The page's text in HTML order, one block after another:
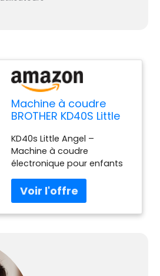
Machine à coudre
BROTHER KD40S Little
KD40s Little Angel –
Machine à coudre
électronique pour enfants
machine à coudre, 40
points, 750 pts/min,
garantie 3 ans. Livraison...
& débutants - Brother -